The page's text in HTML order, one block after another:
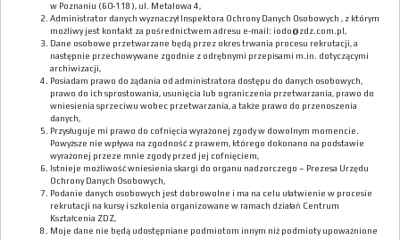
w Poznaniu (60-118), ul. Metalowa 4,
Administrator danych wyznaczył Inspektora Ochrony Danych Osobowych , z którym
możliwy jest kontakt za pośrednictwem adresu e-mail: iodo@zdz.com.pl,
Dane osobowe przetwarzane będą przez okres trwania procesu rekrutacji, a
następnie przechowywane zgodnie z odrębnymi przepisami m.in. dotyczącymi
archiwizacji,
Posiadam prawo do żądania od administratora dostępu do danych osobowych,
prawo do ich sprostowania, usunięcia lub ograniczenia przetwarzania, prawo do
wniesienia sprzeciwu wobec przetwarzania, a także prawo do przenoszenia
danych,
Przysługuje mi prawo do cofnięcia wyrażonej zgody w dowolnym momencie.
Powyższe nie wpływa na zgodność z prawem, którego dokonano na podstawie
wyrażonej przeze mnie zgody przed jej cofnięciem,
Istnieje możliwość wniesienia skargi do organu nadzorczego – Prezesa Urzędu
Ochrony Danych Osobowych,
Podanie danych osobowych jest dobrowolne i ma na celu ułatwienie w procesie
rekrutacji na kursy i szkolenia organizowane w ramach działań Centrum
Kształcenia ZDZ,
Moje dane nie będą udostępniane podmiotom innym niż podmioty upoważnione